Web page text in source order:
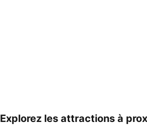
Explorez les attractions à